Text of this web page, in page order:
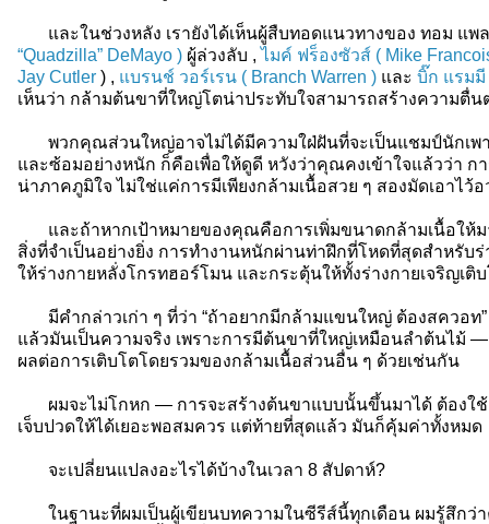
และในช่วงหลัง เรายังได้เห็นผู้สืบทอดแนวทางของ ทอม แพ
“Quadzilla” DeMayo ) ผู้ล่วงลับ ,ไมค์ ฟร็องซัวส์ ( Mike
Jay Cutler ) , แบรนช์ วอร์เรน ( Branch Warren ) และ บิ๊ก แรมมี
เห็นว่า กล้ามต้นขาที่ใหญ่โตน่าประทับใจสามารถสร้างความตื่
พวกคุณส่วนใหญ่อาจไม่ได้มีความใฝ่ฝันที่จะเป็นแชมป์นักเพ
และซ้อมอย่างหนัก ก็คือเพื่อให้ดูดี หวังว่าคุณคงเข้าใจแล้วว่า ก
น่าภาคภูมิใจ ไม่ใช่แค่การมีเพียงกล้ามเนื้อสวย ๆ สองมัดเอาไว้อ
และถ้าหากเป้าหมายของคุณคือการเพิ่มขนาดกล้ามเนื้อให้ม
สิ่งที่จำเป็นอย่างยิ่ง การทำงานหนักผ่านท่าฝึกที่โหดที่สุดสำหรับ
ให้ร่างกายหลั่งโกรทฮอร์โมน และกระตุ้นให้ทั้งร่างกายเจริญเติ
มีคำกล่าวเก่า ๆ ที่ว่า “ถ้าอยากมีกล้ามแขนใหญ่ ต้องสควอท”
แล้วมันเป็นความจริง เพราะการมีต้นขาที่ใหญ่เหมือนลำต้นไม้
ผลต่อการเติบโตโดยรวมของกล้ามเนื้อส่วนอื่น ๆ ด้วยเช่นกัน
ผมจะไม่โกหก — การจะสร้างต้นขาแบบนั้นขึ้นมาได้ ต้องใช้
เจ็บปวดให้ได้เยอะพอสมควร แต่ท้ายที่สุดแล้ว มันก็คุ้มค่าทั้งหมด
จะเปลี่ยนแปลงอะไรได้บ้างในเวลา 8 สัปดาห์?
ในฐานะที่ผมเป็นผู้เขียนบทความในซีรีส์นี้ทุกเดือน ผมรู้สึกว่